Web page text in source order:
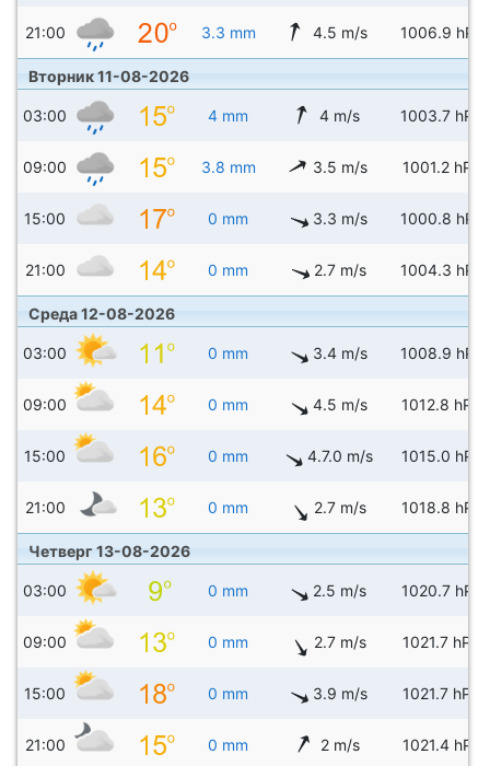
21:00 3.3 mm 4.5 m/s 1006.9 hPa
Вторник 11-08-2026
03:00 4 mm 4 m/s 1003.7 hPa
09:00 3.8 mm 3.5 m/s 1001.2 hPa
15:00 0 mm 3.3 m/s 1000.8 hPa
21:00 0 mm 2.7 m/s 1004.3 hPa
Среда 12-08-2026
03:00 0 mm 3.4 m/s 1008.9 hPa
09:00 0 mm 4.5 m/s 1012.8 hPa
15:00 0 mm 4.7.0 m/s 1015.0 hPa
21:00 0 mm 2.7 m/s 1018.8 hPa
Четверг 13-08-2026
03:00 0 mm 2.5 m/s 1020.7 hPa
09:00 0 mm 2.7 m/s 1021.7 hPa
15:00 0 mm 3.9 m/s 1021.7 hPa
21:00 0 mm 2 m/s 1021.4 hPa